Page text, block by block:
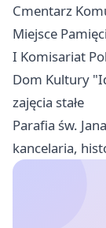
Cmentarz
Miejsce
I Komisariat
Dom Kultury
zajęcia stałe
Parafia św.
kancelaria,